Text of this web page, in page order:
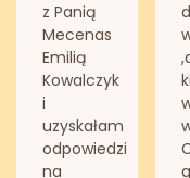
z Panią
Mecenas
Emilią
Kowalczyk
i
uzyskałam
odpowiedzi
na